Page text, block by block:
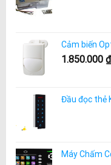
Cảm biến
1.850.000 ₫
Đầu đọc thẻ
Máy Chấm